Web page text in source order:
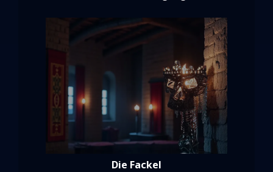
Die Fackel